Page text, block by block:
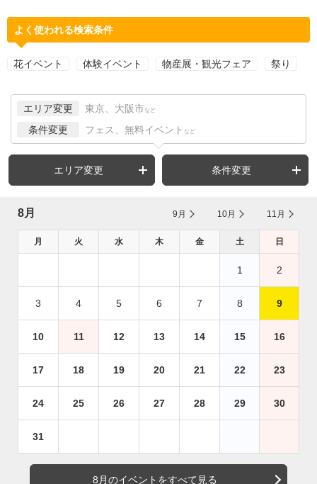
よく使われる検索条件
花イベント 体験イベント 物産展・観光フェア 祭り
エリア変更 東京、大阪市 など
条件変更 フェス、無料イベント など
エリア変更 条件変更
8月 9月 10月 11月
月 火 水 木 金 土 日
1 2
3 4 5 6 7 8 9
10 11 12 13 14 15 16
17 18 19 20 21 22 23
24 25 26 27 28 29 30
31
8月のイベントをすべて見る